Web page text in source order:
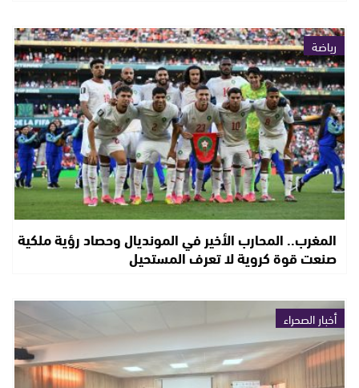
رياضة
المغرب.. المحارب الأخير في المونديال وحصاد رؤية ملكية
صنعت قوة كروية لا تعرف المستحيل
أخبار الصحراء